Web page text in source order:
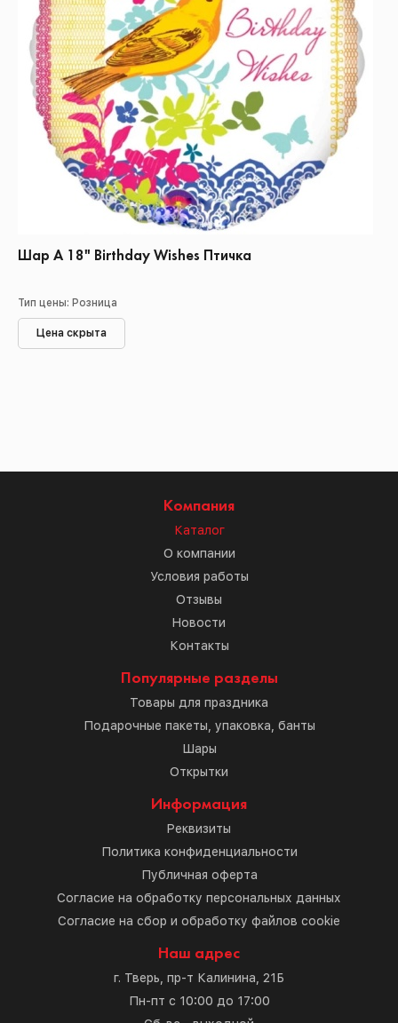
Шар А 18" Birthday Wishes Птичка
Тип цены: Розница
Цена скрыта
Компания
Каталог
О компании
Условия работы
Отзывы
Новости
Контакты
Популярные разделы
Товары для праздника
Подарочные пакеты, упаковка, банты
Шары
Открытки
Информация
Реквизиты
Политика конфиденциальности
Публичная оферта
Согласие на обработку персональных данных
Согласие на сбор и обработку файлов cookie
Наш адрес
г. Тверь, пр-т Калинина, 21Б
Пн-пт с 10:00 до 17:00